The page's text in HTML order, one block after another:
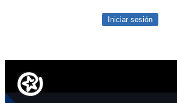
Iniciar sesión